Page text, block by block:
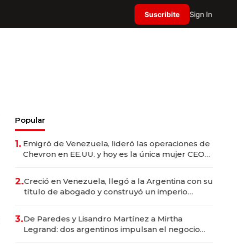
Suscribite Sign In
Popular
1. Emigró de Venezuela, lideró las operaciones de
Chevron en EE.UU. y hoy es la única mujer CEO
2.Creció en Venezuela, llegó a la Argentina con su
título de abogado y construyó un imperio
3.De Paredes y Lisandro Martínez a Mirtha
Legrand: dos argentinos impulsan el negocio